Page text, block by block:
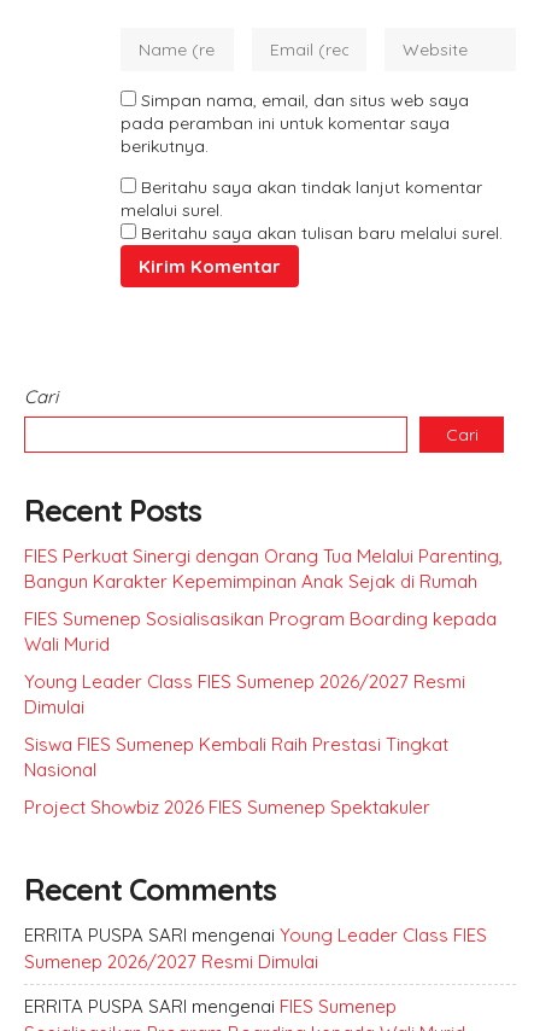
Simpan nama, email, dan situs web saya
pada peramban ini untuk komentar saya
berikutnya.
Beritahu saya akan tindak lanjut komentar
melalui surel.
Beritahu saya akan tulisan baru melalui surel.
Cari
Cari
Recent Posts
FIES Perkuat Sinergi dengan Orang Tua Melalui Parenting,
Bangun Karakter Kepemimpinan Anak Sejak di Rumah
FIES Sumenep Sosialisasikan Program Boarding kepada
Wali Murid
Young Leader Class FIES Sumenep 2026/2027 Resmi
Dimulai
Siswa FIES Sumenep Kembali Raih Prestasi Tingkat
Nasional
Project Showbiz 2026 FIES Sumenep Spektakuler
Recent Comments
ERRITA PUSPA SARI mengenai Young Leader Class FIES
Sumenep 2026/2027 Resmi Dimulai
ERRITA PUSPA SARI mengenai FIES Sumenep